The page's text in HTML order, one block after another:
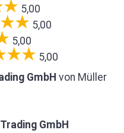
5,00
5,00
5,00
5,00
GmbH von Müller
GmbH